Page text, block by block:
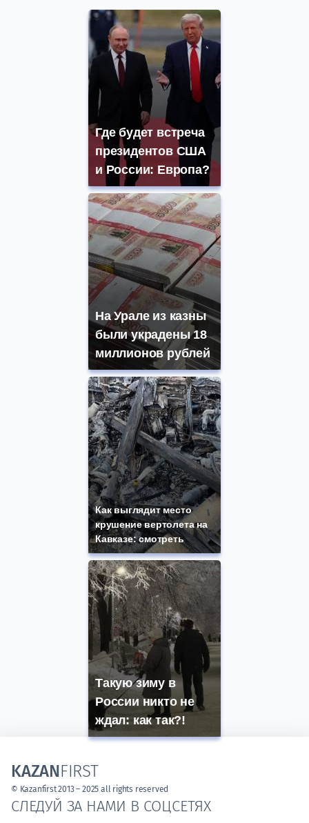
Где будет встреча
президентов США
и России: Европа?
На Урале из казны
были украдены 18
миллионов рублей
Как выглядит место
крушение вертолета на
Кавказе: смотреть
Такую зиму в
России никто не
ждал: как так?!
СЛЕДУЙ ЗА НАМИ В СОЦСЕТЯХ
KAZANFIRST
© Kazanfirst 2013 – 2025 all rights reserved